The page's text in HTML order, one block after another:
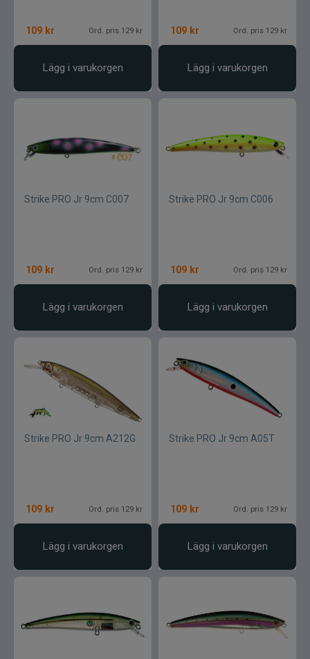
109 kr Ord. pris 129 kr
Lägg i varukorgen
109 kr Ord. pris 129 kr
Lägg i varukorgen
Strike PRO Jr 9cm C007
109 kr Ord. pris 129 kr
Lägg i varukorgen
Strike PRO Jr 9cm C006
109 kr Ord. pris 129 kr
Lägg i varukorgen
Strike PRO Jr 9cm A212G
109 kr Ord. pris 129 kr
Lägg i varukorgen
Strike PRO Jr 9cm A05T
109 kr Ord. pris 129 kr
Lägg i varukorgen